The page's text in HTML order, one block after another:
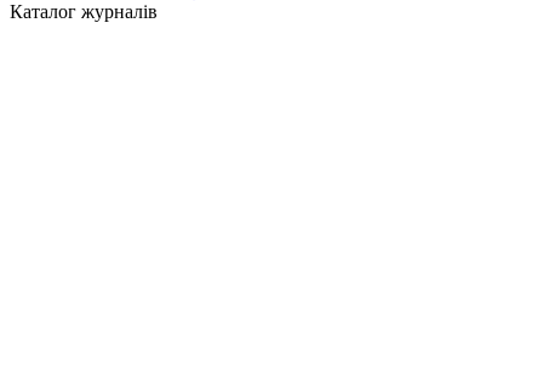
Каталог журналів